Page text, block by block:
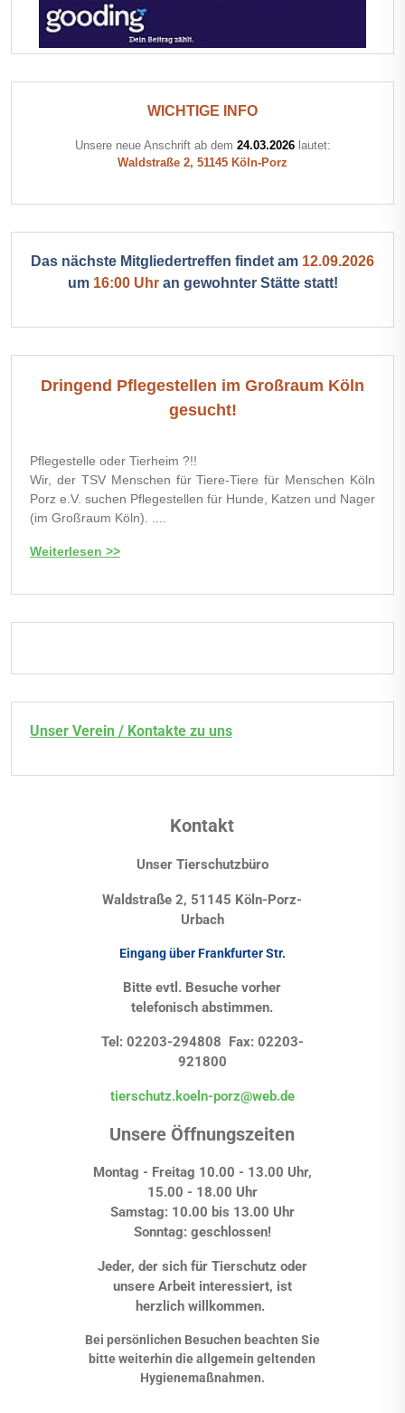
WICHTIGE INFO
Unsere neue Anschrift ab dem 24.03.2026lautet:
Waldstraße 2, 51145 Köln-Porz
Das nächste Mitgliedertreffen findet am 12.09.2026
um 16:00 Uhran gewohnter Stätte statt!
Dringend Pflegestellen im Großraum Köln
gesucht!
Pflegestelle oder Tierheim ?!!
Wir, der TSV Menschen für Tiere-Tiere für Menschen Köln
Porz e.V. suchen Pflegestellen für Hunde, Katzen und Nager
(im Großraum Köln). ....
Weiterlesen >>
Unser Verein / Kontakte zu uns
Kontakt
Unser Tierschutzbüro
Waldstraße 2, 51145 Köln-Porz-
Urbach
Eingang über Frankfurter Str.
Bitte evtl. Besuche vorher
telefonisch abstimmen.
Tel: 02203-294808 Fax: 02203-
921800
tierschutz.koeln-porz@web.de
Unsere Öffnungszeiten
Montag - Freitag 10.00 - 13.00 Uhr,
15.00 - 18.00 Uhr
Samstag: 10.00 bis 13.00 Uhr
Sonntag: geschlossen!
Jeder, der sich für Tierschutz oder
unsere Arbeit interessiert, ist
herzlich willkommen.
Bei persönlichen Besuchen beachten Sie
bitte weiterhin die allgemein geltenden
Hygienemaßnahmen.